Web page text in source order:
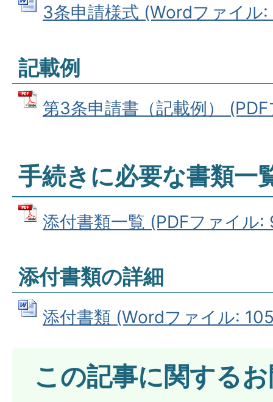
3条申請様式 (Wordファイル
記載例
第3条申請書（記載例）
手続きに必要な書類一
添付書類一覧 (PDFファイル:
添付書類の詳細
添付書類 (Wordファイル:
この記事に関する